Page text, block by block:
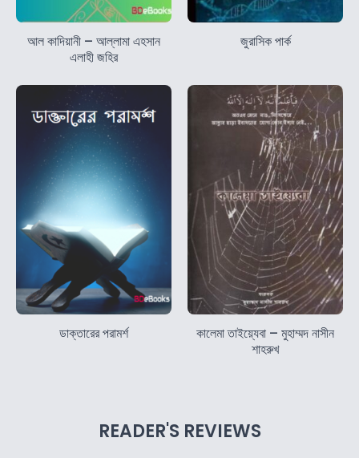
আল কাদিয়ানী – আল্লামা এহসান
এলাহী জহির
জুরাসিক পার্ক
ডাক্তারের পরামর্শ
কালেমা তাইয়্যেবা – মুহাম্মদ নাসীন
শাহরুখ
READER'S REVIEWS